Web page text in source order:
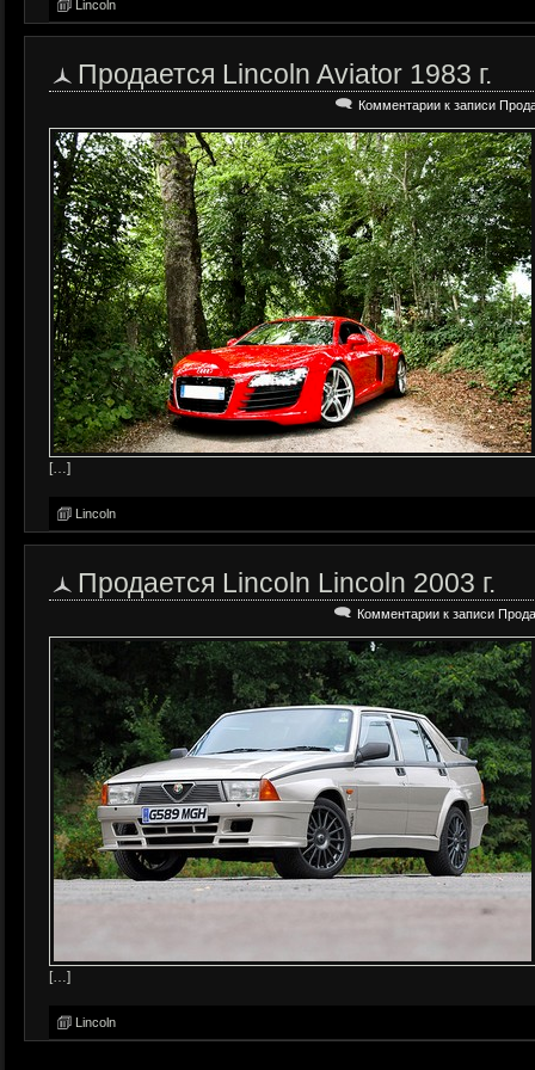
Lincoln
Продается Lincoln Aviator 1983 г.
Комментарии к записи
[…]
Lincoln
Продается Lincoln Lincoln 2003 г.
Комментарии к записи
[…]
Lincoln